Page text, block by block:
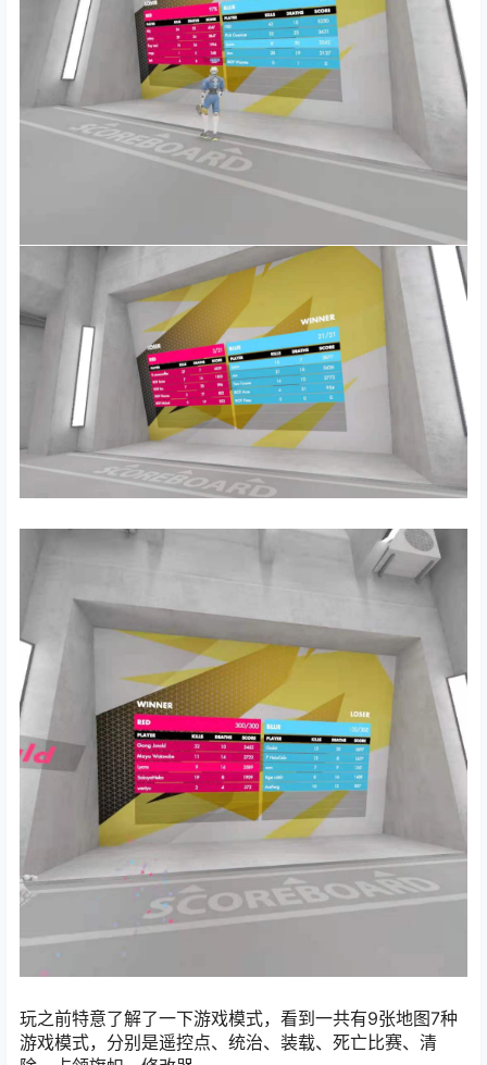
玩之前特意了解了一下游戏模式，看到一共有9张地图7种
游戏模式，分别是遥控点、统治、装载、死亡比赛、清